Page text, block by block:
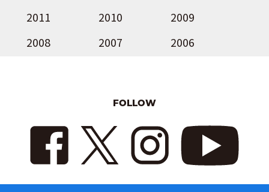
2011
2010
2009
2008
2007 2006
FOLLOW